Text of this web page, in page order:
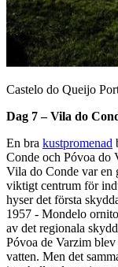
Castelo do Queijo
Dag 7 – Vila do
En bra kustpromenad
Conde och Póvoa do
Vila do Conde var en
viktigt centrum för
hyser det första
1957 - Mondelo
av det regionala
Póvoa de Varzim
vatten. Men det